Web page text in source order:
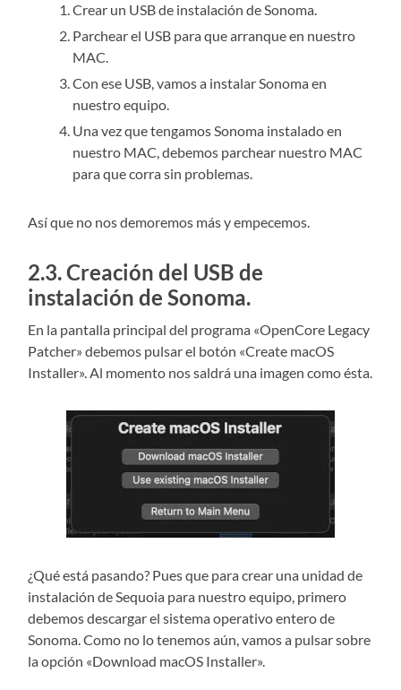
Crear un USB de instalación de Sonoma.
Parchear el USB para que arranque en nuestro
MAC.
Con ese USB, vamos a instalar Sonoma en
nuestro equipo.
Una vez que tengamos Sonoma instalado en
nuestro MAC, debemos parchear nuestro MAC
para que corra sin problemas.
Así que no nos demoremos más y empecemos.
2.3. Creación del USB de
instalación de Sonoma.
En la pantalla principal del programa «OpenCore Legacy
Patcher» debemos pulsar el botón «Create macOS
Installer». Al momento nos saldrá una imagen como ésta.
¿Qué está pasando? Pues que para crear una unidad de
instalación de Sequoia para nuestro equipo, primero
debemos descargar el sistema operativo entero de
Sonoma. Como no lo tenemos aún, vamos a pulsar sobre
la opción «Download macOS Installer».